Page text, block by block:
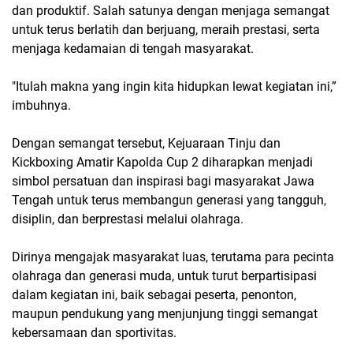
dan produktif. Salah satunya dengan menjaga semangat
untuk terus berlatih dan berjuang, meraih prestasi, serta
menjaga kedamaian di tengah masyarakat.
"Itulah makna yang ingin kita hidupkan lewat kegiatan ini,”
imbuhnya.
Dengan semangat tersebut, Kejuaraan Tinju dan
Kickboxing Amatir Kapolda Cup 2 diharapkan menjadi
simbol persatuan dan inspirasi bagi masyarakat Jawa
Tengah untuk terus membangun generasi yang tangguh,
disiplin, dan berprestasi melalui olahraga.
Dirinya mengajak masyarakat luas, terutama para pecinta
olahraga dan generasi muda, untuk turut berpartisipasi
dalam kegiatan ini, baik sebagai peserta, penonton,
maupun pendukung yang menjunjung tinggi semangat
kebersamaan dan sportivitas.